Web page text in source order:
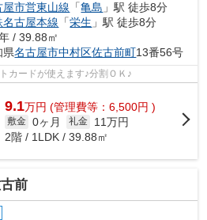
屋市営東山線 「亀島 」駅 徒歩8分
名古屋本線 「栄生 」駅 徒歩8分
/ 39.88㎡
県名古屋市中村区佐古前町13番56号
カードが使えます♪分割ＯＫ♪
9.1万円 (管理費等：6,500円 )
敷金 0ヶ月 礼金
11万円
2階 / 1LDK / 39.88㎡
前